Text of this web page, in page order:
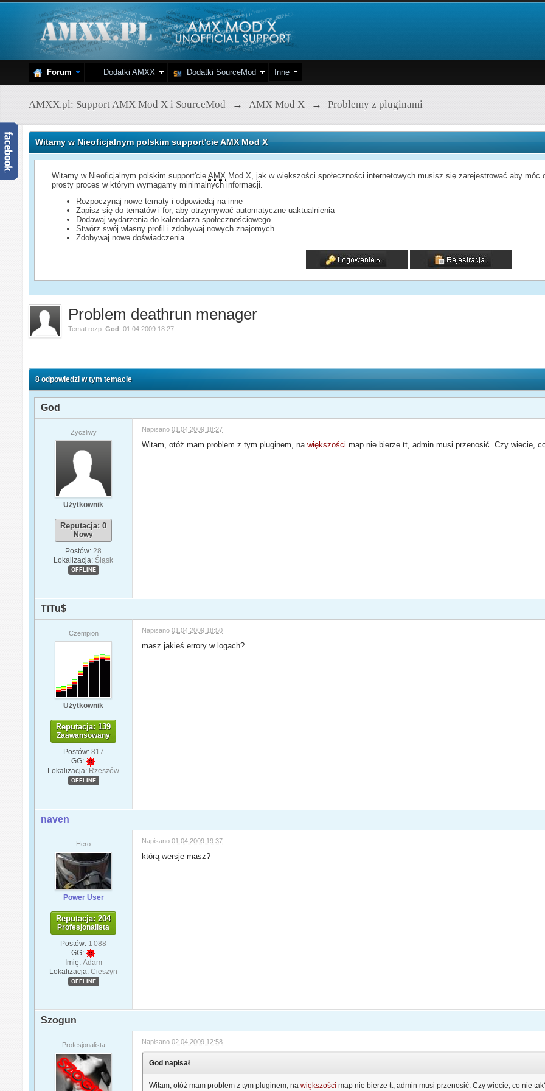
Forum Dodatki AMXX Dodatki SourceMod Inne
AMXX.pl: Support AMX Mod X i SourceMod → AMX Mod X → Problemy z pluginami
Witamy w Nieoficjalnym polskim support'cie AMX Mod X
Witamy w Nieoficjalnym polskim support'cieAMX Mod X, jak w większości społeczności internetowych musisz się zarejestrować aby
prosty proces w którym wymagamy minimalnych informacji.
Rozpoczynaj nowe tematy i odpowiedaj na inne
Zapisz się do tematów i for, aby otrzymywać automatyczne uaktualnienia
Dodawaj wydarzenia do kalendarza społecznościowego
Stwórz swój własny profil i zdobywaj nowych znajomych
Zdobywaj nowe doświadczenia
Problem deathrun menager
Temat rozp.God ,01.04.2009 18:27
8 odpowiedzi w tym temacie
God
Życzliwy
Użytkownik
Reputacja: 0
Nowy
Postów: 28
Lokalizacja: Śląsk
OFFLINE
Napisano01.04.2009 18:27
Witam, otóż mam problem z tym pluginem, nawiększościmap nie bierze tt, admin musi przenosić. Czy wiecie,
TiTu$
Czempion
Użytkownik
Reputacja: 139
Zaawansowany
Postów: 817
GG:
Lokalizacja: Rzeszów
OFFLINE
Napisano01.04.2009 18:50
masz jakieś errory w logach?
naven
Hero
Power User
Reputacja: 204
Profesjonalista
Postów: 1 088
GG:
Imię: Adam
Lokalizacja: Cieszyn
OFFLINE
Napisano01.04.2009 19:37
którą wersje masz?
Szogun
Profesjonalista Napisano02.04.2009 12:58
God napisał
Witam, otóż mam problem z tym pluginem, nawiększościmap nie bierze tt, admin musi przenosić. Czy wiecie, co nie